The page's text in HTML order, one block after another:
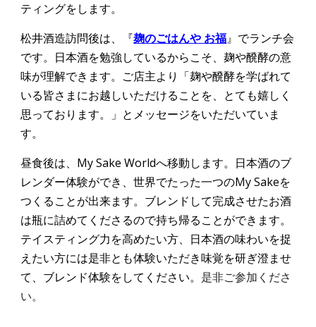
ティングをします。
松井酒造訪問後は、『麹のごはんや お福』 でランチ会
です。日本酒を勉強しているからこそ、麹や醗酵の意
味が理解できます。ご店主より「麹や醗酵を学ばれて
いる皆さまにお越しいただけることを、とても嬉しく
思っております。」とメッセージをいただいていま
す。
昼食後は、My Sake Worldへ移動します。日本酒のブ
レンダー体験ができ、世界でたった一つのMy Sakeを
つくることが出来ます。ブレンドして完成させたお酒
は瓶に詰めてくださるので持ち帰ることができます。
テイスティング力を高めたい方、日本酒の味わいを捉
えたい方には是非とも体験いただき味覚を研ぎ澄ませ
て、ブレンド体験をしてください。 是非ご参加くださ
い。